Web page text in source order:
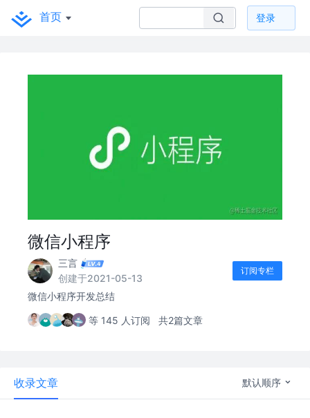
首页 登录
微信小程序
三言
创建于2021-05-13
订阅专栏
微信小程序开发总结
等 145 人订阅 共2篇文章
收录文章 默认顺序